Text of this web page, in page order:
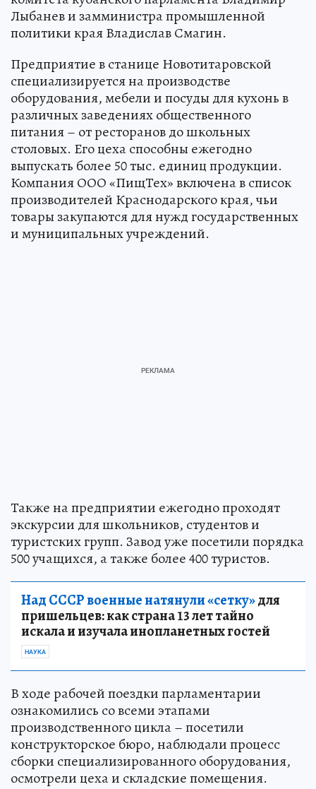
Лыбанев и замминистра промышленной
политики края Владислав Смагин.
Предприятие в станице Новотитаровской
специализируется на производстве
оборудования, мебели и посуды для кухонь в
различных заведениях общественного
питания – от ресторанов до школьных
столовых. Его цеха способны ежегодно
выпускать более 50 тыс. единиц продукции.
Компания ООО «ПищТех» включена в список
производителей Краснодарского края, чьи
товары закупаются для нужд государственных
и муниципальных учреждений.
Также на предприятии ежегодно проходят
экскурсии для школьников, студентов и
туристских групп. Завод уже посетили порядка
500 учащихся, а также более 400 туристов.
Над СССР военные натянули «сетку»для
пришельцев: как страна 13 лет тайно
искала и изучала инопланетных гостей
НАУКА
В ходе рабочей поездки парламентарии
ознакомились со всеми этапами
производственного цикла – посетили
конструкторское бюро, наблюдали процесс
сборки специализированного оборудования,
осмотрели цеха и складские помещения.